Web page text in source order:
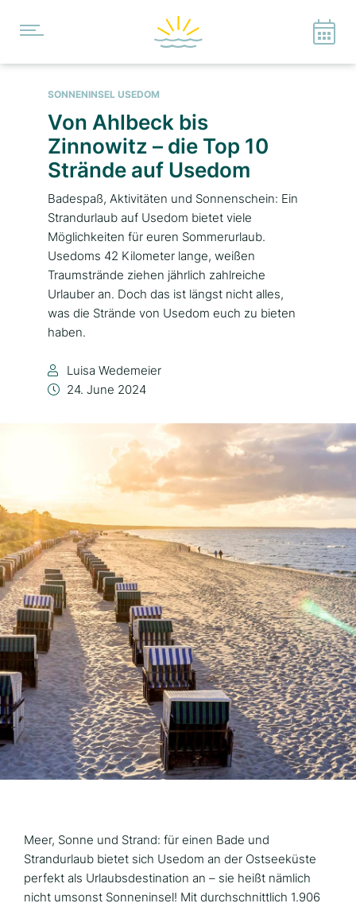
SONNENINSEL USEDOM
Von Ahlbeck bis
Zinnowitz – die Top 10
Strände auf Usedom
Badespaß, Aktivitäten und Sonnenschein: Ein
Strandurlaub auf Usedom bietet viele
Möglichkeiten für euren Sommerurlaub.
Usedoms 42 Kilometer lange, weißen
Traumstrände ziehen jährlich zahlreiche
Urlauber an. Doch das ist längst nicht alles,
was die Strände von Usedom euch zu bieten
haben.
Luisa Wedemeier
24. June 2024
Meer, Sonne und Strand: für einen Bade und
Strandurlaub bietet sich Usedom an der Ostseeküste
perfekt als Urlaubsdestination an – sie heißt nämlich
nicht umsonst Sonneninsel! Mit durchschnittlich 1.906